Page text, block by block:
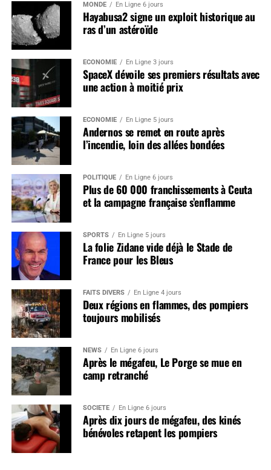
MONDE En Ligne 6 jours
Hayabusa2 signe un exploit historique au
ras d’un astéroïde
ÉCONOMIE En Ligne 3 jours
SpaceX dévoile ses premiers résultats avec
une action à moitié prix
ÉCONOMIE En Ligne 5 jours
Andernos se remet en route après
l’incendie, loin des allées bondées
POLITIQUE En Ligne 6 jours
Plus de 60 000 franchissements à Ceuta
et la campagne française s’enflamme
SPORTS En Ligne 5 jours
La folie Zidane vide déjà le Stade de
France pour les Bleus
FAITS DIVERS En Ligne 4 jours
Deux régions en flammes, des pompiers
toujours mobilisés
NEWS En Ligne 6 jours
Après le mégafeu, Le Porge se mue en
camp retranché
SOCIÉTÉ En Ligne 6 jours
Après dix jours de mégafeu, des kinés
bénévoles retapent les pompiers